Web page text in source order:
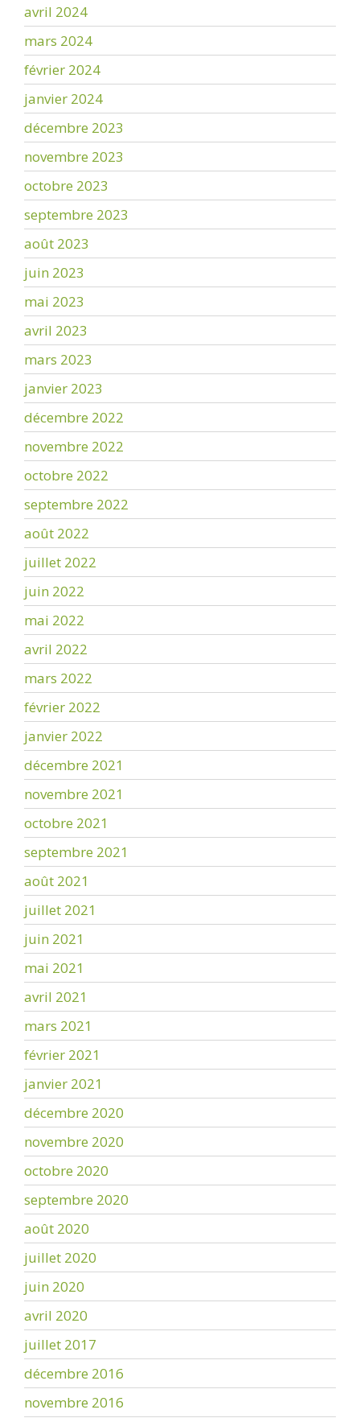
avril 2024
mars 2024
février 2024
janvier 2024
décembre 2023
novembre 2023
octobre 2023
septembre 2023
août 2023
juin 2023
mai 2023
avril 2023
mars 2023
janvier 2023
décembre 2022
novembre 2022
octobre 2022
septembre 2022
août 2022
juillet 2022
juin 2022
mai 2022
avril 2022
mars 2022
février 2022
janvier 2022
décembre 2021
novembre 2021
octobre 2021
septembre 2021
août 2021
juillet 2021
juin 2021
mai 2021
avril 2021
mars 2021
février 2021
janvier 2021
décembre 2020
novembre 2020
octobre 2020
septembre 2020
août 2020
juillet 2020
juin 2020
avril 2020
juillet 2017
décembre 2016
novembre 2016